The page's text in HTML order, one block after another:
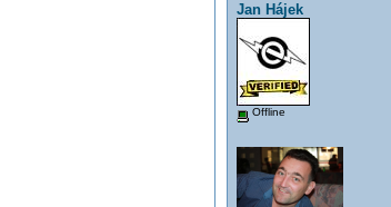
Jan Hájek
Offline